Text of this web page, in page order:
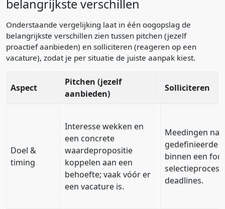
belangrijkste verschillen
Onderstaande vergelijking laat in één oogopslag de
belangrijkste verschillen zien tussen pitchen (jezelf
proactief aanbieden) en solliciteren (reageren op een
vacature), zodat je per situatie de juiste aanpak kiest.
Aspect
Pitchen (jezelf
aanbieden)
Solliciteren
Doel &
timing
Interesse wekken en
een concrete
waardepropositie
koppelen aan een
behoefte; vaak vóór er
een vacature is.
Meedingen
gedefinieerde
binnen een
selectieproces
deadlines.